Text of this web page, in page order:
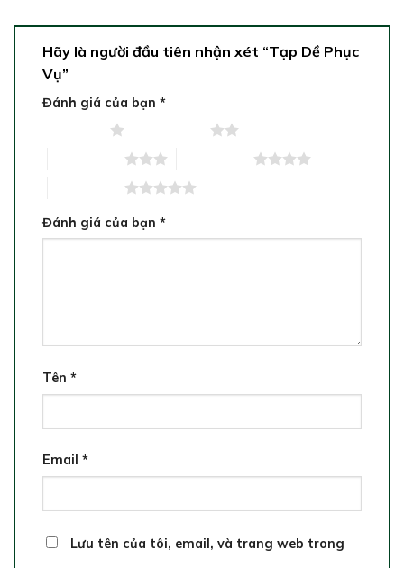
Hãy là người đầu tiên nhận xét “Tạp Dề Phục
Vụ”
Đánh giá của bạn *
Đánh giá của bạn *
Tên *
Email *
Lưu tên của tôi, email, và trang web trong